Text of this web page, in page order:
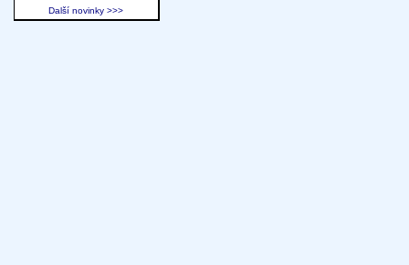
Další novinky >>>